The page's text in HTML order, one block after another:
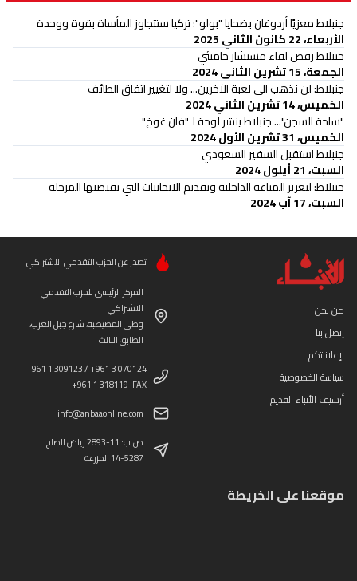
جنبلاط معزيًا أردوغان بضحايا "بولو": تركيا ستتجاوز المأساة بقوة ووحدة
الأربعاء، 22 كانون الثاني 2025
جنبلاط رفض لقاء مستشار خامنئي
الجمعة، 15 تشرين الثاني 2024
جنبلاط: لن نذهب الى لعبة الآخرين... ولا لتغيير اتفاق الطائف
الخميس، 14 تشرين الثاني 2024
"ساحة السجن"... جنبلاط ينشر لوحة لـ"فان غوخ"
الخميس، 31 تشرين الأول 2024
جنبلاط استقبل السفير السعودي
السبت، 21 أيلول 2024
جنبلاط: لتعزيز المناعة الداخلية وتقديم الايجابيات التي تقتضيها المرحلة
السبت، 17 آب 2024
من نحن
إتصل بنا
لإعلاناتكم
سياسة الخصوصية
أرشيف الأنباء القديم
تصدر عن الحزب التقدمي الاشتراكي
المركز الرئيسي للحزب التقدمي
الاشتراكي
وطى المصيطبة، شارع جبل العرب،
الطابق الثالث
+961 1 309123 / +961 3 070124
+961 1 318119 :FAX
info@anbaaonline.com
ص.ب: 11-2893 رياض الصلح
14-5287 المزرعة
موقعنا على الخريطة